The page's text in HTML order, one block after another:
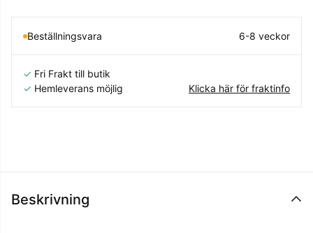
Beställningsvara 6-8 veckor
✓ Fri Frakt till butik
✓ Hemleverans möjlig Klicka här för fraktinfo
Beskrivning